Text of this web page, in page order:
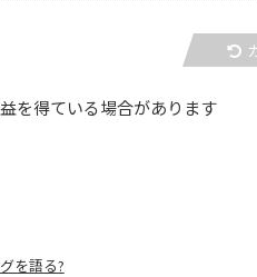
を得ている場合があります
を語る?